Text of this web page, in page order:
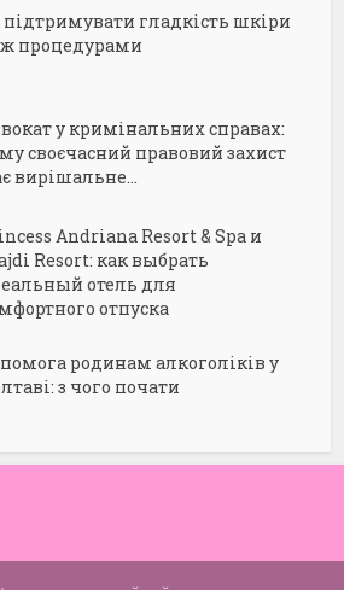
гладкість шкіри
процедурами
у кримінальних справах:
своєчасний правовий захист
вирішальне...
Andriana Resort & Spa и
Resort: как выбрать
отель для
отпуска
родинам алкоголіків у
з чого почати